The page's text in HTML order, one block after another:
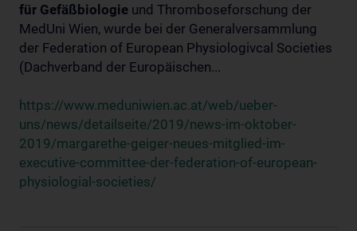
für Gefäßbiologie und Thromboseforschung der
MedUni Wien, wurde bei der Generalversammlung
der Federation of European Physiologivcal Societies
(Dachverband der Europäischen...
https://www.meduniwien.ac.at/web/ueber-
uns/news/detailseite/2019/news-im-oktober-
2019/margarethe-geiger-neues-mitglied-im-
executive-committee-der-federation-of-european-
physiologial-societies/